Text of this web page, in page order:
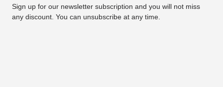
Sign up for our newsletter subscription and you will not miss
any discount. You can unsubscribe at any time.